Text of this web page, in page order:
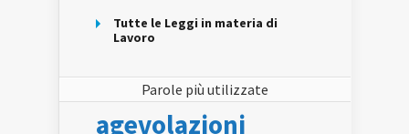
Tutte le Leggi in materia di
Lavoro
Parole più utilizzate
agevolazioni